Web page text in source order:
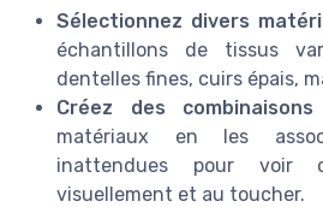
Sélectionnez divers
échantillons de tissus
dentelles fines, cuirs épais,
Créez des
matériaux en les
inattendues pour voir
visuellement et au toucher.